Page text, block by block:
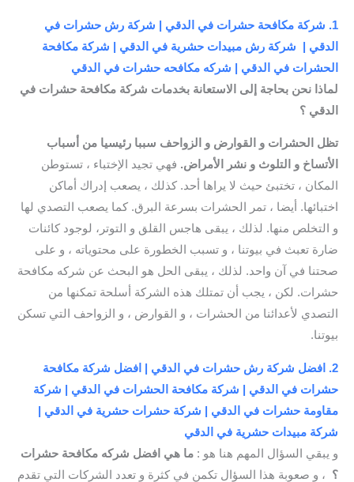
1. شركة مكافحة حشرات في الدقي | شركة رش حشرات في
الدقي | شركة رش مبيدات حشرية في الدقي | شركة مكافحة
الحشرات في الدقي | شركه مكافحه حشرات في الدقي
لماذا نحن بحاجة إلى الاستعانة بخدمات شركة مكافحة حشرات في
الدقي ؟
تظل الحشرات و القوارض و الزواحف سببا رئيسيا من أسباب
الأتساخ و التلوث و نشر الأمراض. فهي تجيد الإختباء ، تستوطن
المكان ، تختبئ حيث لا يراها أحد. كذلك ، يصعب إدراك أماكن
اختبائها. أيضا ، تمر الحشرات بسرعة البرق. كما يصعب التصدي لها
و التخلص منها. لذلك ، يبقى هاجس القلق و التوتر، لوجود كائنات
ضارة تعبث في بيوتنا ، و تسبب الخطورة على محتوياته ، و على
صحتنا في آن واحد. لذلك ، يبقى الحل هو البحث عن شركه مكافحة
حشرات. لكن ، يجب أن تمتلك هذه الشركة أسلحة تمكنها من
التصدي لأعدائنا من الحشرات ، و القوارض ، و الزواحف التي تسكن
بيوتنا.
2. افضل شركة رش حشرات في الدقي | افضل شركة مكافحة
حشرات في الدقي | شركة مكافحة الحشرات في الدقي | شركة
مقاومة حشرات في الدقي | شركة حشرات حشرية في الدقي |
شركة مبيدات حشرية في الدقي
و يبقي السؤال المهم هنا هو : ما هي افضل شركه مكافحة حشرات
؟ ، و صعوبة هذا السؤال تكمن في كثرة و تعدد الشركات التي تقدم